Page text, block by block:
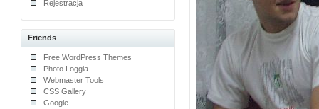
Rejestracja
Friends
Free WordPress Themes
Photo Loggia
Webmaster Tools
CSS Gallery
Google